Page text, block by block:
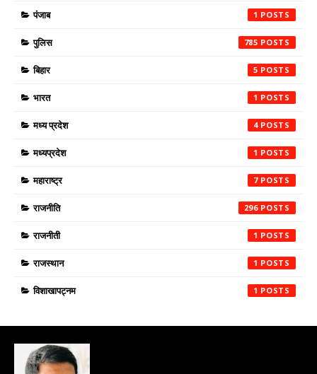
पंजाब 1
पुलिस 785
बिहार 5
भारत 1
मध्य प्रदेश 4
मध्यप्रदेश 1
महाराष्ट्र 7
राजनीति 296
राजनीती 1
राजस्थान 1
विशाखापट्नम 1